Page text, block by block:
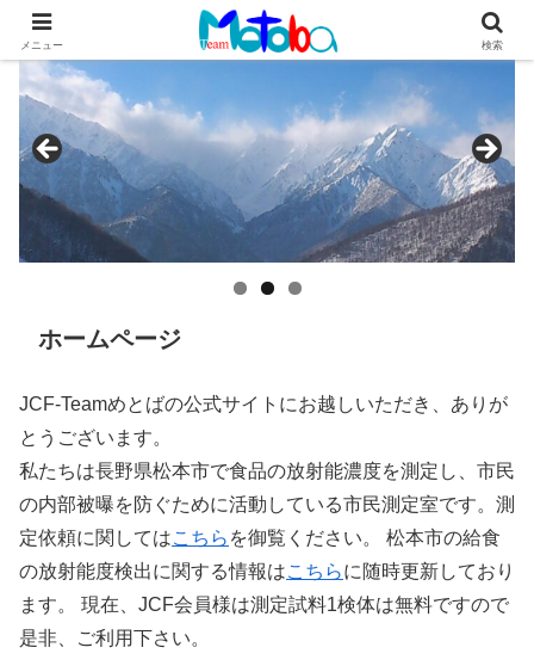
ホームページ
JCF-Teamめとばの公式サイトにお越しいただき、ありが
とうございます。
私たちは長野県松本市で食品の放射能濃度を測定し、市民
の内部被曝を防ぐために活動している市民測定室です。測
定依頼に関してはこちら を御覧ください。 松本市の給食
の放射能度検出に関する情報はこちらに随時更新しており
ます。 現在、JCF会員様は測定試料1検体は無料ですので
是非、ご利用下さい。
メニュー 検索